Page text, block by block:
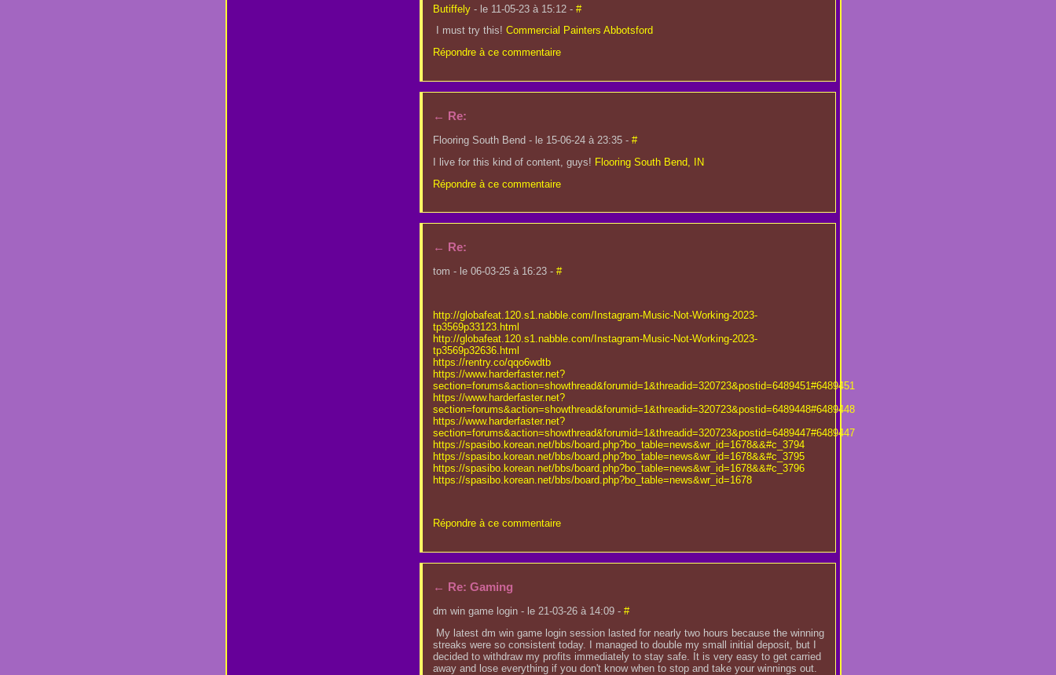
Butiffely- le 11-05-23 à 15:12 - #
I must try this! Commercial Painters Abbotsford
Répondre à ce commentaire
← Re:
Flooring South Bend - le 15-06-24 à 23:35 - #
I live for this kind of content, guys! Flooring South Bend, IN
Répondre à ce commentaire
← Re:
tom - le 06-03-25 à 16:23 - #
http://globafeat.120.s1.nabble.com/Instagram-Music-Not-Working-2023-
tp3569p33123.html
http://globafeat.120.s1.nabble.com/Instagram-Music-Not-Working-2023-
tp3569p32636.html
https://rentry.co/qqo6wdtb
https://www.harderfaster.net?
section=forums&action=showthread&forumid=1&threadid=320723&postid=6489451#6489451
https://www.harderfaster.net?
section=forums&action=showthread&forumid=1&threadid=320723&postid=6489448#6489448
https://www.harderfaster.net?
section=forums&action=showthread&forumid=1&threadid=320723&postid=6489447#6489447
https://spasibo.korean.net/bbs/board.php?bo_table=news&wr_id=1678&&#c_3794
https://spasibo.korean.net/bbs/board.php?bo_table=news&wr_id=1678&&#c_3795
https://spasibo.korean.net/bbs/board.php?bo_table=news&wr_id=1678&&#c_3796
https://spasibo.korean.net/bbs/board.php?bo_table=news&wr_id=1678
Répondre à ce commentaire
← Re: Gaming
dm win game login - le 21-03-26 à 14:09 - #
My latest dm win game login session lasted for nearly two hours because the winning
streaks were so consistent today. I managed to double my small initial deposit, but I
decided to withdraw my profits immediately to stay safe. It is very easy to get carried
away and lose everything if you don't know when to stop and take your winnings out.